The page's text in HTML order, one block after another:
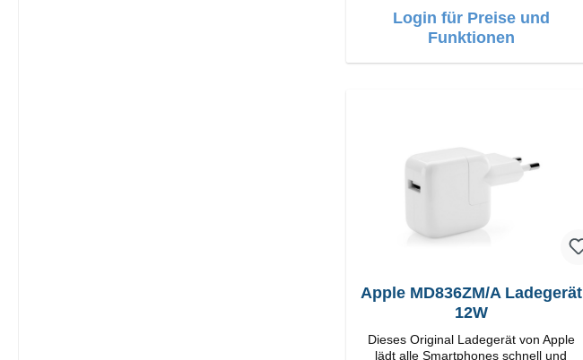
Login für Preise und
Funktionen
Apple MD836ZM/A Ladegerät
12W
Dieses Original Ladegerät von Apple
lädt alle Smartphones schnell und